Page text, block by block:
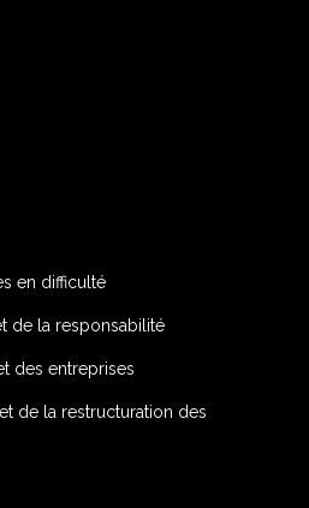
en difficulté
de la responsabilité
des entreprises
de la restructuration des